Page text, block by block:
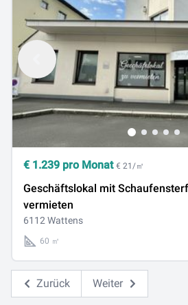
€ 1.239 pro Monat € 21/㎡
Geschäftslokal mit
vermieten
6112 Wattens
60 ㎡
Zurück Weiter